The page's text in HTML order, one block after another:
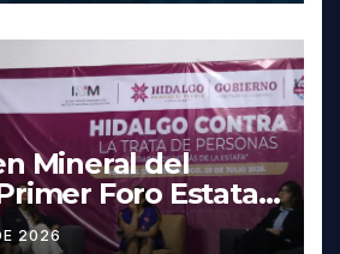
Mineral del
Foro Estatal
de Personas
2026